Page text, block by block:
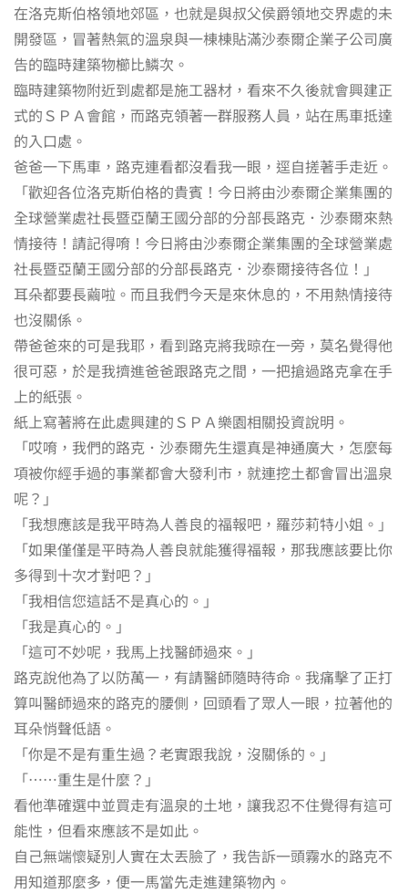
在洛克斯伯格領地郊區，也就是與叔父侯爵領地交界處的未
開發區，冒著熱氣的溫泉與一棟棟貼滿沙泰爾企業子公司廣
告的臨時建築物櫛比鱗次。
臨時建築物附近到處都是施工器材，看來不久後就會興建正
式的ＳＰＡ會館，而路克領著一群服務人員，站在馬車抵達
的入口處。
爸爸一下馬車，路克連看都沒看我一眼，逕自搓著手走近。
「歡迎各位洛克斯伯格的貴賓！今日將由沙泰爾企業集團的
全球營業處社長暨亞蘭王國分部的分部長路克．沙泰爾來熱
情接待！請記得唷！今日將由沙泰爾企業集團的全球營業處
社長暨亞蘭王國分部的分部長路克．沙泰爾接待各位！」
耳朵都要長繭啦。而且我們今天是來休息的，不用熱情接待
也沒關係。
帶爸爸來的可是我耶，看到路克將我晾在一旁，莫名覺得他
很可惡，於是我擠進爸爸跟路克之間，一把搶過路克拿在手
上的紙張。
紙上寫著將在此處興建的ＳＰＡ樂園相關投資說明。
「哎唷，我們的路克．沙泰爾先生還真是神通廣大，怎麼每
項被你經手過的事業都會大發利市，就連挖土都會冒出溫泉
呢？」
「我想應該是我平時為人善良的福報吧，羅莎莉特小姐。」
「如果僅僅是平時為人善良就能獲得福報，那我應該要比你
多得到十次才對吧？」
「我相信您這話不是真心的。」
「我是真心的。」
「這可不妙呢，我馬上找醫師過來。」
路克說他為了以防萬一，有請醫師隨時待命。我痛擊了正打
算叫醫師過來的路克的腰側，回頭看了眾人一眼，拉著他的
耳朵悄聲低語。
「你是不是有重生過？老實跟我說，沒關係的。」
「……重生是什麼？」
看他準確選中並買走有溫泉的土地，讓我忍不住覺得有這可
能性，但看來應該不是如此。
自己無端懷疑別人實在太丟臉了，我告訴一頭霧水的路克不
用知道那麼多，便一馬當先走進建築物內。